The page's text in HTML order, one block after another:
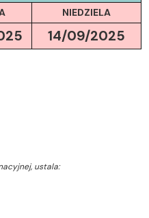
NIEDZIELA
14/09/2025
ustala: